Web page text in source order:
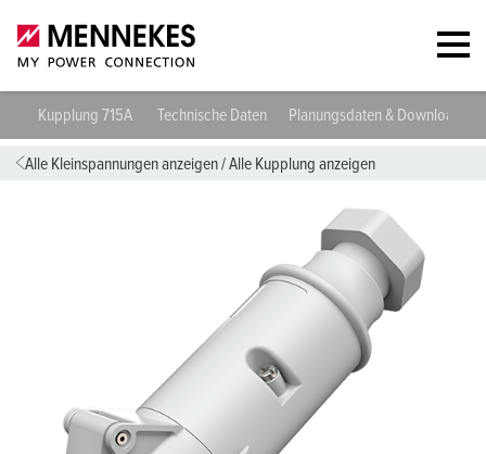
Kupplung 715A Technische Daten Planungsdaten & Downloads
Alle Kleinspannungen anzeigen/Alle Kupplung anzeigen